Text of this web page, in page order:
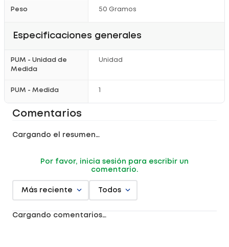
Peso 50 Gramos
Especificaciones generales
PUM - Unidad de
Medida
Unidad
PUM - Medida
Comentarios
Cargando el resumen…
Por favor, inicia sesión para escribir un
comentario.
Más reciente Todos
Cargando comentarios…